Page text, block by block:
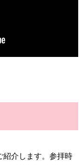
紹介します。参拝時